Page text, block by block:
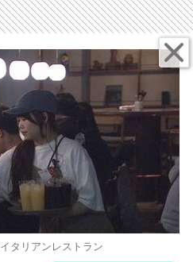
タリアンレストラン